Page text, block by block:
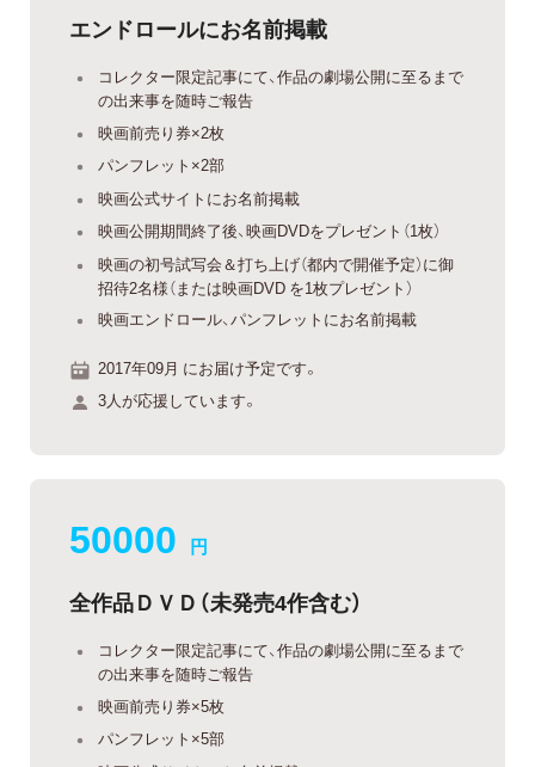
エンドロールにお名前掲載
コレクター限定記事にて、作品の劇場公開に至るまで
の出来事を随時ご報告
映画前売り券×2枚
パンフレット×2部
映画公式サイトにお名前掲載
映画公開期間終了後、映画DVDをプレゼント（1枚）
映画の初号試写会＆打ち上げ（都内で開催予定）に御
招待2名様（または映画DVD を1枚プレゼント）
映画エンドロール、パンフレットにお名前掲載
2017年09月 にお届け予定です。
3人が応援しています。
50000 円
全作品ＤＶＤ（未発売4作含む）
コレクター限定記事にて、作品の劇場公開に至るまで
の出来事を随時ご報告
映画前売り券×5枚
パンフレット×5部